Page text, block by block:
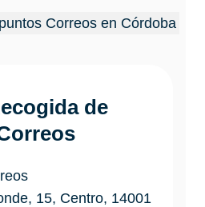
Correos en Córdoba
de
15, Centro, 14001